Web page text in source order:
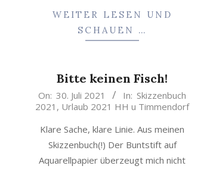
WEITER LESEN UND
SCHAUEN …
Bitte keinen Fisch!
2021-
07-
30
On: 30. Juli 2021 In: Skizzenbuch
2021 , Urlaub 2021 HH u Timmendorf
Klare Sache, klare Linie. Aus meinen
Skizzenbuch(!) Der Buntstift auf
Aquarellpapier überzeugt mich nicht